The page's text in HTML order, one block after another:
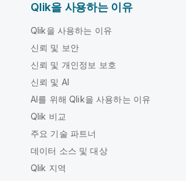
Qlik을 사용하는 이유
Qlik을 사용하는 이유
신뢰 및 보안
신뢰 및 개인정보 보호
신뢰 및 AI
AI를 위해 Qlik을 사용하는 이유
Qlik 비교
주요 기술 파트너
데이터 소스 및 대상
Qlik 지역